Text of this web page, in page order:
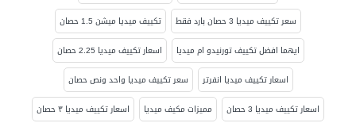
سعر تكييف ميديا 3 حصان بارد فقط
تكييف ميديا ميشن 1.5 حصان
ايهما افضل تكييف تورنيدو ام ميديا
اسعار تكييف ميديا 2.25 حصان
اسعار تكييف ميديا انفرتر
سعر تكييف ميديا واحد ونص حصان
اسعار تكييف ميديا 3 حصان
مميزات مكيف ميديا
اسعار تكييف ميديا ٣ حصان